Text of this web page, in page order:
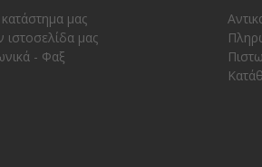
μας
ιστοσελίδα μας
- Φαξ